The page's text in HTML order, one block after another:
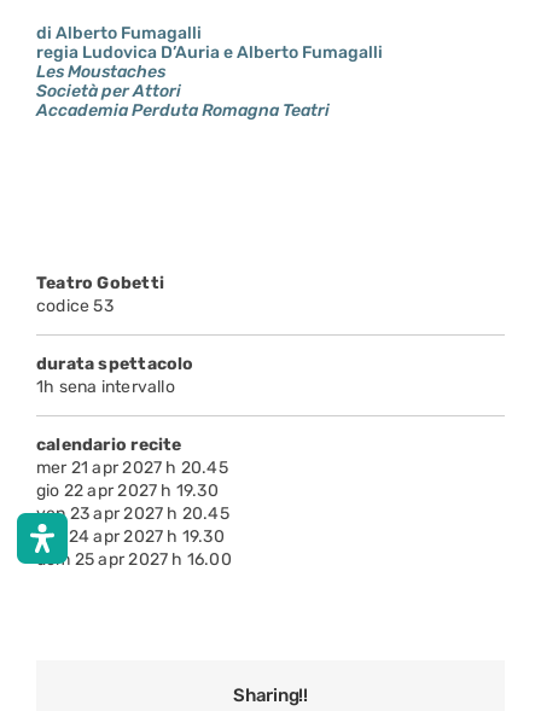
di Alberto Fumagalli
regia Ludovica D’Auria e Alberto Fumagalli
Les Moustaches
Società per Attori
Accademia Perduta Romagna Teatri
Teatro Gobetti
codice 53
durata spettacolo
1h sena intervallo
calendario recite
mer 21 apr 2027 h 20.45
gio 22 apr 2027 h 19.30
ven 23 apr 2027 h 20.45
sab 24 apr 2027 h 19.30
dom 25 apr 2027 h 16.00
Sharing!!